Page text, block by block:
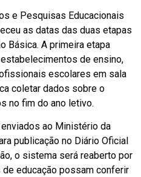
e Pesquisas Educacionais
as datas das duas etapas
Básica. A primeira etapa
de ensino,
escolares em sala
coletar dados sobre o
no fim do ano letivo.
ao Ministério da
publicação no Diário Oficial
o sistema será reaberto por
educação possam conferir